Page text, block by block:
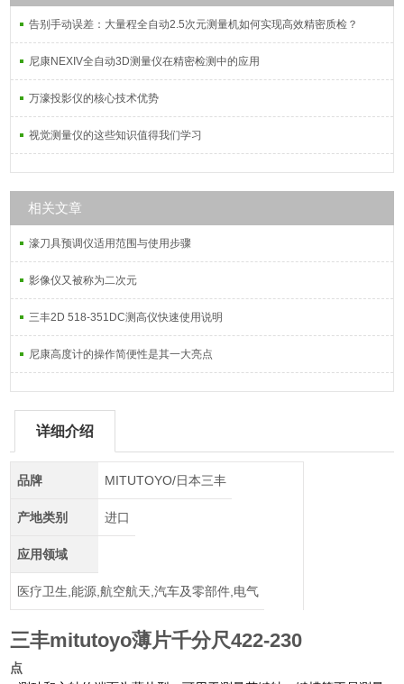
告别手动误差：大量程全自动2.5次元测量机如何实现高效精密质检？
尼康NEXIV全自动3D测量仪在精密检测中的应用
万濠投影仪的核心技术优势
视觉测量仪的这些知识值得我们学习
相关文章
濠刀具预调仪适用范围与使用步骤
影像仪又被称为二次元
三丰2D 518-351DC测高仪快速使用说明
尼康高度计的操作简便性是其一大亮点
详细介绍
品牌 MITUTOYO/日本三丰
产地类别 进口
应用领域
医疗卫生,能源,航空航天,汽车及零部件,电气
三丰mitutoyo薄片千分尺422-230
点